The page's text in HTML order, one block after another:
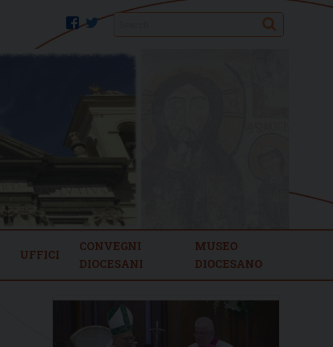
twitter
facebook Search
UFFICI
CONVEGNI
DIOCESANI
MUSEO
DIOCESANO